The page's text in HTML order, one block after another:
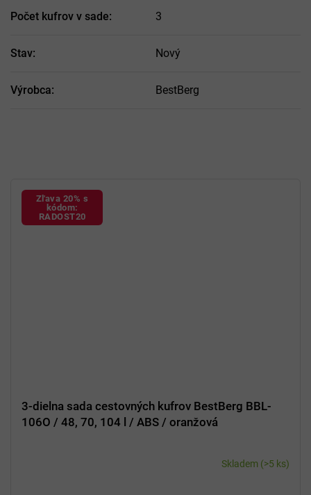
Počet kufrov v sade: 3
Stav: Nový
Výrobca: BestBerg
Zľava 20% s
kódom:
RADOST20
3-dielna sada cestovných kufrov BestBerg BBL-
106O / 48, 70, 104 l / ABS / oranžová
Skladem (>5 ks)